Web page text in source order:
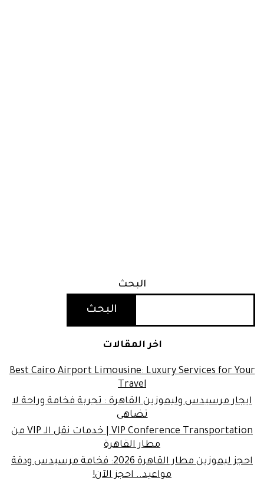
البحث
البحث
اخر المقالات
Best Cairo Airport Limousine: Luxury Services for Your
Travel
ايجار مرسيدس وليموزين القاهرة : تجربة فخامة وراحة لا
تضاهى
VIP Conference Transportation | خدمات نقل الـ VIP من
مطار القاهرة
احجز ليموزين مطار القاهرة 2026: فخامة مرسيدس ودقة
مواعيد.. احجز الآن!